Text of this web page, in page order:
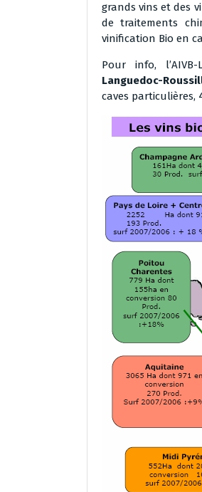
grands vins et des
de traitements
vinification Bio en
Pour info, l’AIVB-
Languedoc-
caves particulières,